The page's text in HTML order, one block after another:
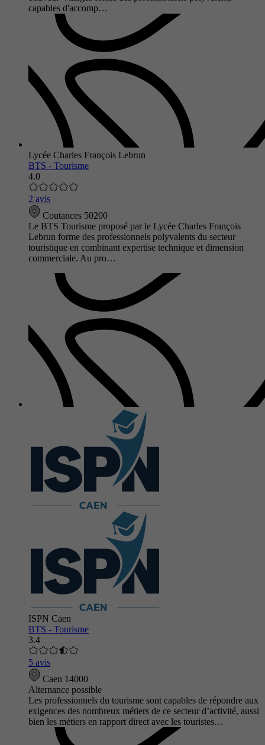
capables d'accomp…
Lycée Charles François Lebrun
BTS - Tourisme
4.0
2 avis
Coutances 50200
Le BTS Tourisme proposé par le Lycée Charles François
Lebrun forme des professionnels polyvalents du secteur
touristique en combinant expertise technique et dimension
commerciale. Au pro…
ISPN Caen
BTS - Tourisme
3.4
5 avis
Caen 14000
Alternance possible
Les professionnels du tourisme sont capables de répondre aux
exigences des nombreux métiers de ce secteur d’activité, aussi
bien les métiers en rapport direct avec les touristes…